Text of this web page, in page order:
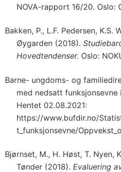
NOVA-rapport 16/20. Oslo:
Bakken, P., L.F. Pedersen, K.S.
Øygarden (2018).
Hovedtendenser. Oslo:
Barne- ungdoms- og
med nedsatt
Hentet 02.08.2021:
https://www.bufdir.no/
t_funksjonsevne/
Bjørnset, M., H. Høst, T. Nyen,
Tønder (2018). Evaluering